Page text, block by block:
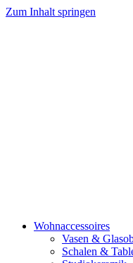
Zum Inhalt springen
Wohnaccessoires
Vasen &
Schalen &